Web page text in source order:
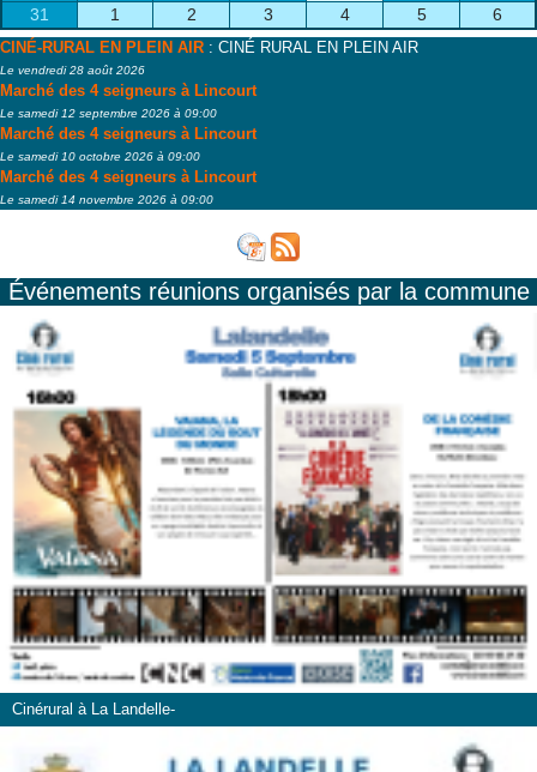
31
1 2 3 4 5 6
CINÉ-RURAL EN PLEIN AIR : CINÉ RURAL EN PLEIN AIR
Le vendredi 28 août 2026
Marché des 4 seigneurs à Lincourt
Le samedi 12 septembre 2026 à 09:00
Marché des 4 seigneurs à Lincourt
Le samedi 10 octobre 2026 à 09:00
Marché des 4 seigneurs à Lincourt
Le samedi 14 novembre 2026 à 09:00
Événements réunions organisés par la commune
Cinérural à La Landelle-